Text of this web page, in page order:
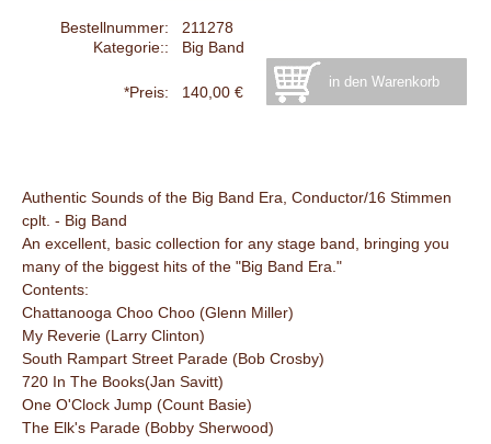
Bestellnummer:
211278
Kategorie::
Big Band
*Preis: 140,00 €
Authentic Sounds of the Big Band Era, Conductor/16 Stimmen
cplt. - Big Band
An excellent, basic collection for any stage band, bringing you
many of the biggest hits of the "Big Band Era."
Contents:
Chattanooga Choo Choo (Glenn Miller)
My Reverie (Larry Clinton)
South Rampart Street Parade (Bob Crosby)
720 In The Books(Jan Savitt)
One O'Clock Jump (Count Basie)
The Elk's Parade (Bobby Sherwood)